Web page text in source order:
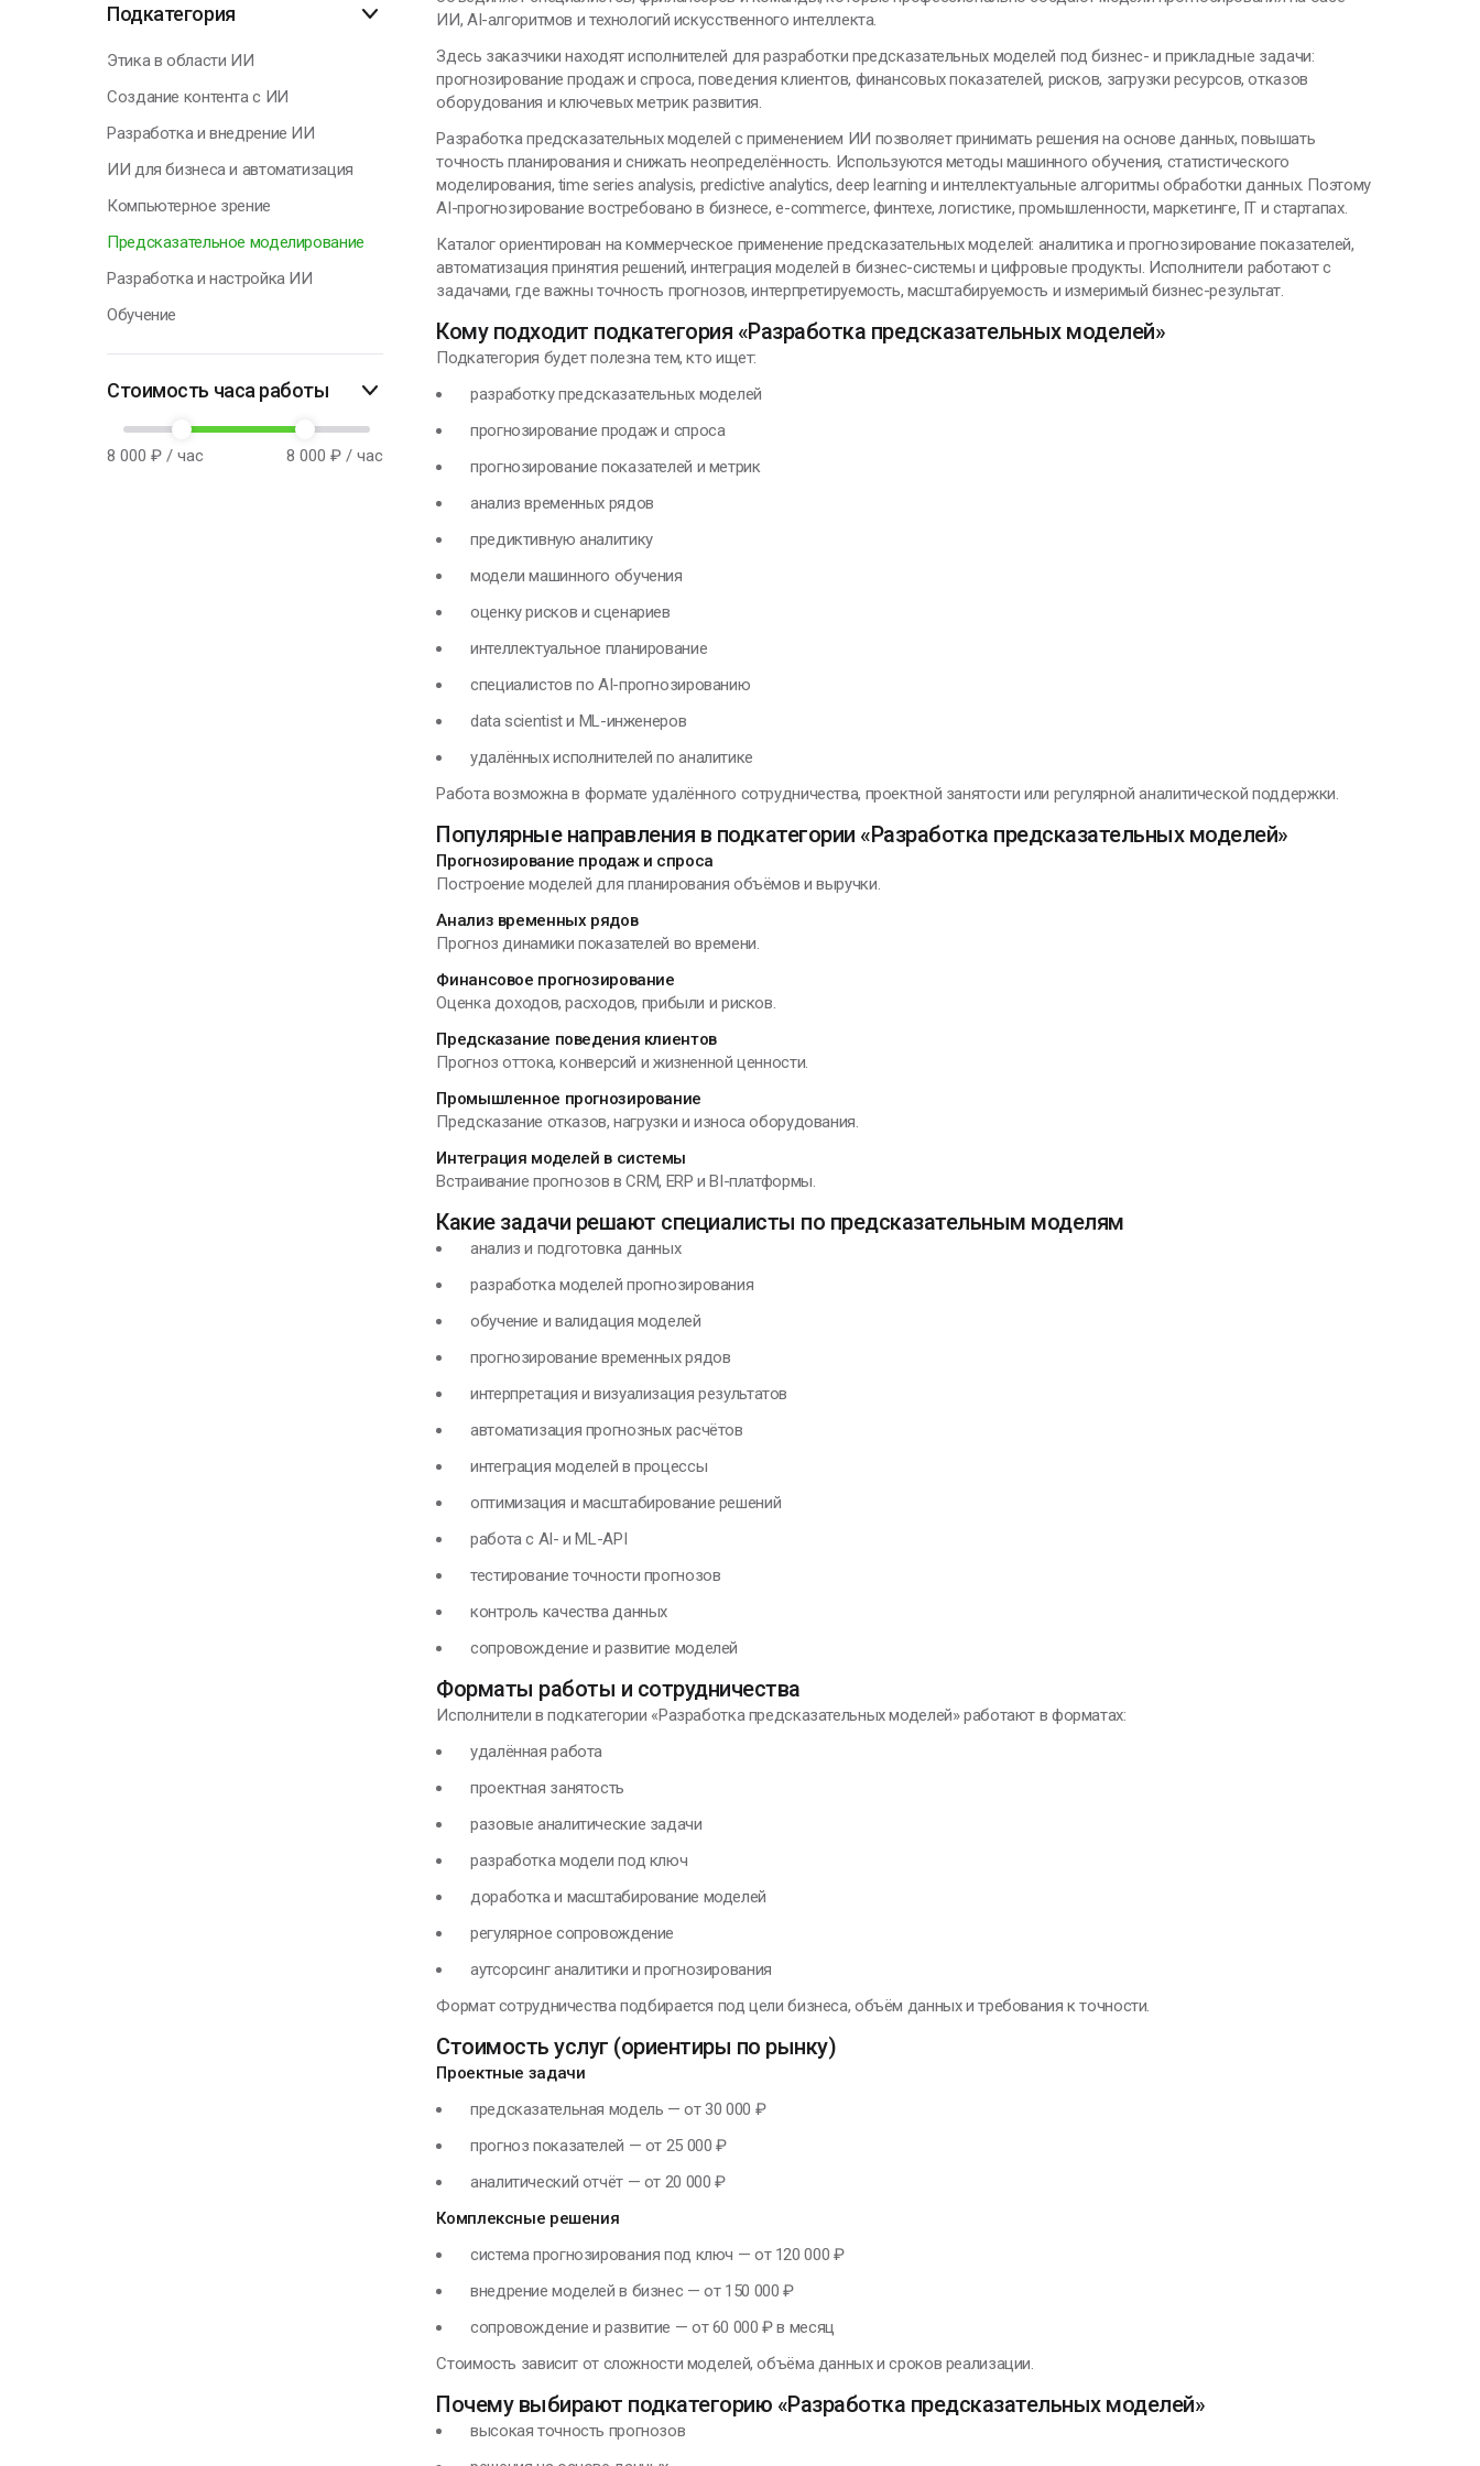
Подкатегория
Этика в области ИИ
Создание контента с ИИ
Разработка и внедрение ИИ
ИИ для бизнеса и автоматизация
Компьютерное зрение
Предсказательное моделирование
Разработка и настройка ИИ
Обучение
Стоимость часа работы
8 000 ₽ / час 8 000 ₽ / час
ГЕНИИ, ИЗМЕНИВШИЕ МИР
Я в воображении
начинаю строить
прибор, меняю
конструкцию,
совершенствую ее и
Никола Тесла
ИИ, AI-алгоритмов и технологий искусственного интеллекта.
Здесь заказчики находят исполнителей для разработки предсказательных моделей под бизнес- и прикладные задачи:
прогнозирование продаж и спроса, поведения клиентов, финансовых показателей, рисков, загрузки ресурсов, отказов
оборудования и ключевых метрик развития.
Разработка предсказательных моделей с применением ИИ позволяет принимать решения на основе данных, повышать
точность планирования и снижать неопределённость. Используются методы машинного обучения, статистического
моделирования, time series analysis, predictive analytics, deep learning и интеллектуальные алгоритмы обработки данных. Поэтому
AI-прогнозирование востребовано в бизнесе, e-commerce, финтехе, логистике, промышленности, маркетинге, IT и стартапах.
Каталог ориентирован на коммерческое применение предсказательных моделей: аналитика и прогнозирование показателей,
автоматизация принятия решений, интеграция моделей в бизнес-системы и цифровые продукты. Исполнители работают с
задачами, где важны точность прогнозов, интерпретируемость, масштабируемость и измеримый бизнес-результат.
Кому подходит подкатегория «Разработка предсказательных моделей»
Подкатегория будет полезна тем, кто ищет:
разработку предсказательных моделей
прогнозирование продаж и спроса
прогнозирование показателей и метрик
анализ временных рядов
предиктивную аналитику
модели машинного обучения
оценку рисков и сценариев
интеллектуальное планирование
специалистов по AI-прогнозированию
data scientist и ML-инженеров
удалённых исполнителей по аналитике
Работа возможна в формате удалённого сотрудничества, проектной занятости или регулярной аналитической поддержки.
Популярные направления в подкатегории «Разработка предсказательных моделей»
Прогнозирование продаж и спроса
Построение моделей для планирования объёмов и выручки.
Анализ временных рядов
Прогноз динамики показателей во времени.
Финансовое прогнозирование
Оценка доходов, расходов, прибыли и рисков.
Предсказание поведения клиентов
Прогноз оттока, конверсий и жизненной ценности.
Промышленное прогнозирование
Предсказание отказов, нагрузки и износа оборудования.
Интеграция моделей в системы
Встраивание прогнозов в CRM, ERP и BI-платформы.
Какие задачи решают специалисты по предсказательным моделям
анализ и подготовка данных
разработка моделей прогнозирования
обучение и валидация моделей
прогнозирование временных рядов
интерпретация и визуализация результатов
автоматизация прогнозных расчётов
интеграция моделей в процессы
оптимизация и масштабирование решений
работа с AI- и ML-API
тестирование точности прогнозов
контроль качества данных
сопровождение и развитие моделей
Форматы работы и сотрудничества
Исполнители в подкатегории «Разработка предсказательных моделей» работают в форматах:
удалённая работа
проектная занятость
разовые аналитические задачи
разработка модели под ключ
доработка и масштабирование моделей
регулярное сопровождение
аутсорсинг аналитики и прогнозирования
Формат сотрудничества подбирается под цели бизнеса, объём данных и требования к точности.
Стоимость услуг (ориентиры по рынку)
Проектные задачи
предсказательная модель — от 30 000 ₽
прогноз показателей — от 25 000 ₽
аналитический отчёт — от 20 000 ₽
Комплексные решения
система прогнозирования под ключ — от 120 000 ₽
внедрение моделей в бизнес — от 150 000 ₽
сопровождение и развитие — от 60 000 ₽ в месяц
Стоимость зависит от сложности моделей, объёма данных и сроков реализации.
Почему выбирают подкатегорию «Разработка предсказательных моделей»
высокая точность прогнозов